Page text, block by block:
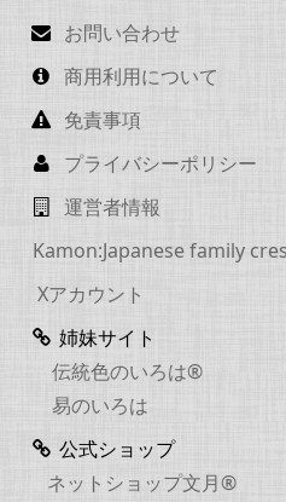
お問い合わせ
商用利用について
免責事項
プライバシーポリシー
運営者情報
Kamon:Japanese family
Xアカウント
姉妹サイト
伝統色のいろは®
易のいろは
公式ショップ
ネットショップ文月®